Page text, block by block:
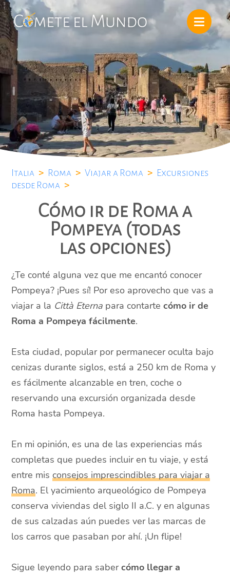
Italia > Roma > Viajar a Roma > Excursiones
desde Roma >
Cómo ir de Roma a
Pompeya (todas
las opciones)
¿Te conté alguna vez que me encantó conocer
Pompeya? ¡Pues sí! Por eso aprovecho que vas a
viajar a la Città Eterna para contartecómo ir de
Roma a Pompeya fácilmente.
Esta ciudad, popular por permanecer oculta bajo
cenizas durante siglos, está a 250 km de Roma y
es fácilmente alcanzable en tren, coche o
reservando una excursión organizada desde
Roma hasta Pompeya.
En mi opinión, es una de las experiencias más
completas que puedes incluir en tu viaje, y está
entre misconsejos imprescindibles para viajar a
Roma. El yacimiento arqueológico de Pompeya
conserva viviendas del siglo II a.C. y en algunas
de sus calzadas aún puedes ver las marcas de
los carros que pasaban por ahí. ¡Un flipe!
Sigue leyendo para sabercómo llegar a